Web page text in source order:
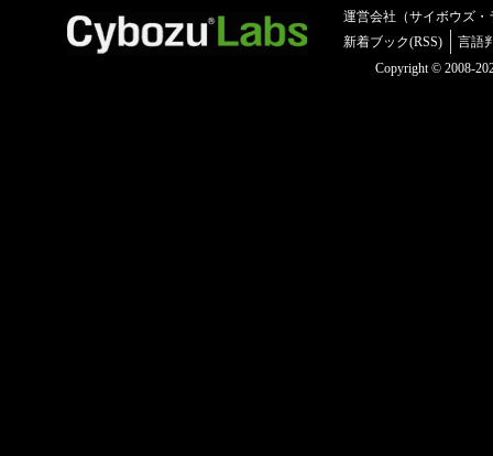
運営会社（サイボウズ・
新着ブック(RSS)
言語
Copyright © 2008-